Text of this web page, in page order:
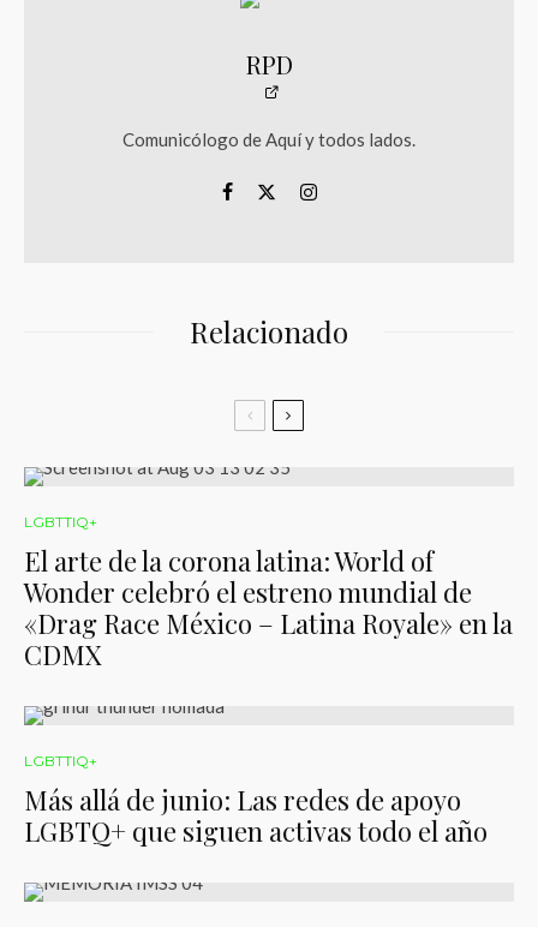
RPD
Comunicólogo de Aquí y todos lados.
Relacionado
LGBTTIQ+
El arte de la corona latina: World of
Wonder celebró el estreno mundial de
«Drag Race México – Latina Royale» en la
CDMX
LGBTTIQ+
Más allá de junio: Las redes de apoyo
LGBTQ+ que siguen activas todo el año